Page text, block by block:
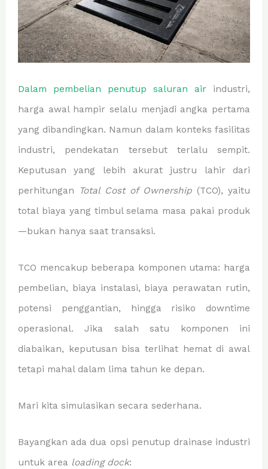
Dalam pembelian penutup saluran air industri,
harga awal hampir selalu menjadi angka pertama
yang dibandingkan. Namun dalam konteks fasilitas
industri, pendekatan tersebut terlalu sempit.
Keputusan yang lebih akurat justru lahir dari
perhitungan
Total Cost of Ownership (TCO), yaitu
total biaya yang timbul selama masa pakai produk
—bukan hanya saat transaksi.
TCO mencakup beberapa komponen utama: harga
pembelian, biaya instalasi, biaya perawatan rutin,
potensi penggantian, hingga risiko downtime
operasional. Jika salah satu komponen ini
diabaikan, keputusan bisa terlihat hemat di awal
tetapi mahal dalam lima tahun ke depan.
Mari kita simulasikan secara sederhana.
Bayangkan ada dua opsi penutup drainase industri
untuk area loading dock: